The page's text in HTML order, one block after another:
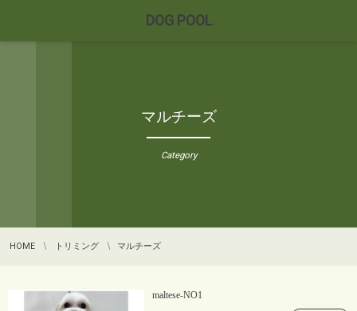
DOG POOL
マルチーズ
Category
HOME トリミング マルチーズ
maltese-NO1